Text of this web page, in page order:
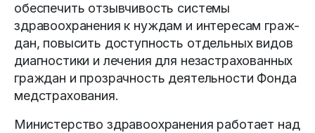
обеспечить отзывчивость системы
здравоохранения к нуждам и интересам граж­
дан, повысить доступность отдельных видов
диагностики и лечения для незастрахованных
граждан и прозрачность деятельности Фонда
медстрахования.
Министерство здравоохранения работает над